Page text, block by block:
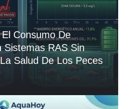
Consumo De
Sistemas RAS Sin
Salud De Los Peces